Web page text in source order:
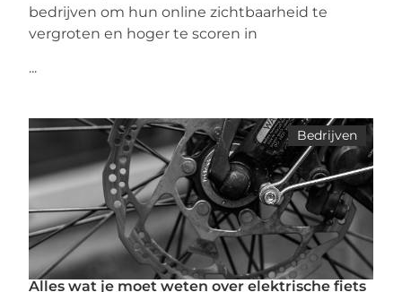
bedrijven om hun online zichtbaarheid te
vergroten en hoger te scoren in
...
Bedrijven
Alles wat je moet weten over elektrische fiets